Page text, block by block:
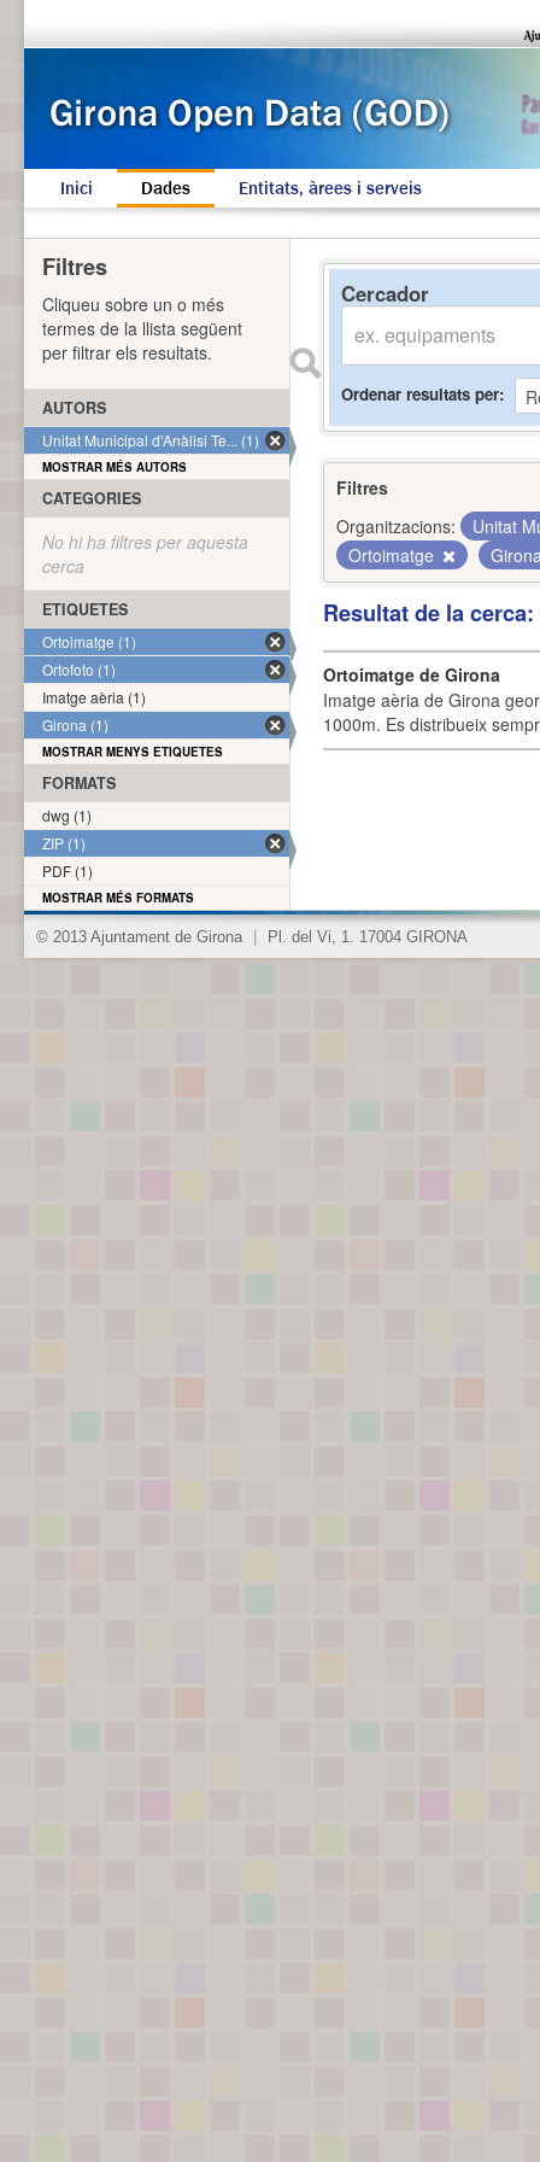
Inici Dades Entitats, àrees i serveis
Cercador
Ordenar resultats per
Filtres
Organitzacions:
Unitat
Ortoimatge
Resultat de la
Ortoimatge de Girona
Imatge aèria de Girona
1000m. Es distribueix
Filtres
Cliqueu sobre un o més
termes de la llista següent
per filtrar els resultats.
AUTORS
Unitat Municipal d'Anàlisi Te... (1)
MOSTRAR MÉS AUTORS
CATEGORIES
No hi ha filtres per aquesta
cerca
ETIQUETES
Ortoimatge (1)
Ortofoto (1)
Imatge aèria (1)
Girona (1)
MOSTRAR MENYS ETIQUETES
FORMATS
dwg (1)
ZIP (1)
PDF (1)
MOSTRAR MÉS FORMATS
© 2013 Ajuntament de Girona Pl. del Vi, 1. 17004 GIRONA